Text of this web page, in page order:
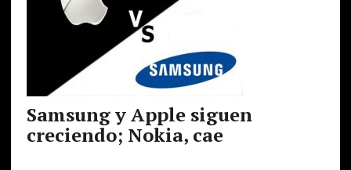
Samsung y Apple siguen
creciendo; Nokia, cae